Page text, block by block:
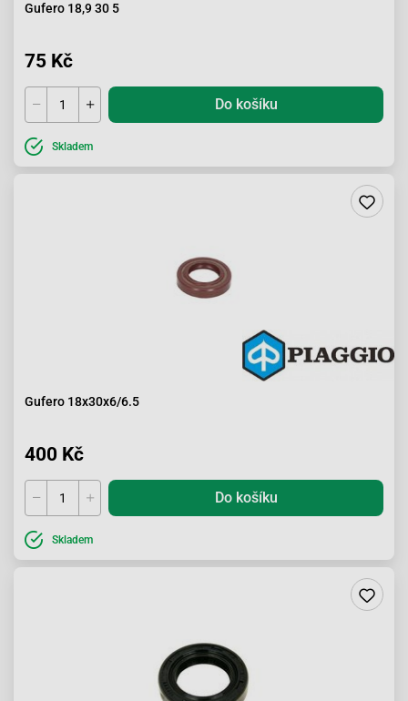
Gufero 18,9 30 5
75 Kč
Do košíku
Skladem
Gufero 18x30x6/6.5
400 Kč
Do košíku
Skladem